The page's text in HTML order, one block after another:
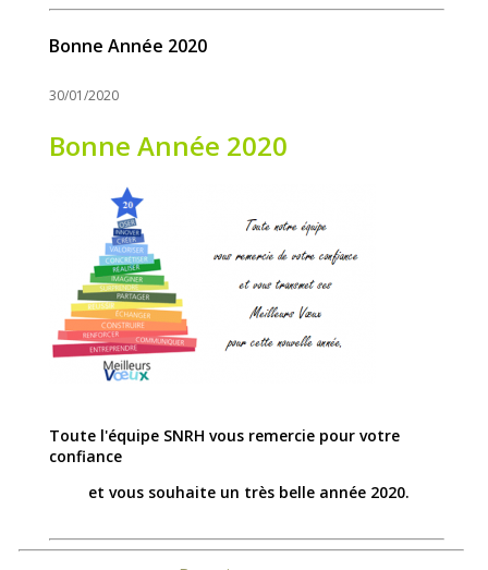
Bonne Année 2020
30/01/2020
Bonne Année 2020
Toute l'équipe SNRH vous remercie pour votre
confiance
et vous souhaite un très belle année 2020.